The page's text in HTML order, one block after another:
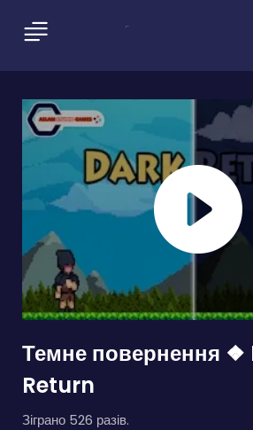
Темне повернення ❖
Return
Зіграно 526 разів.